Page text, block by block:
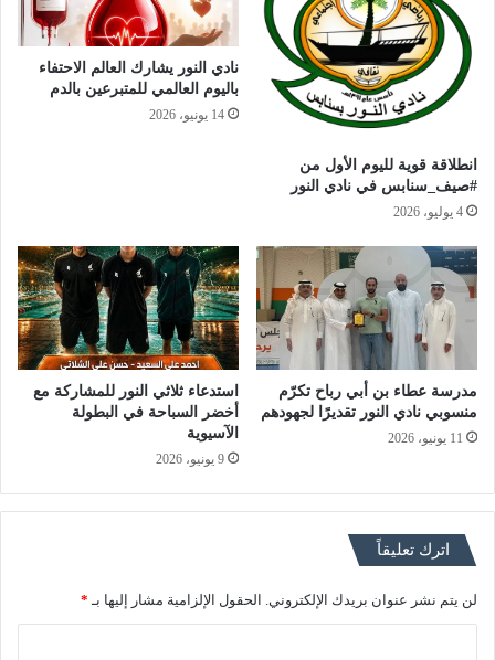
انطلاقة قوية لليوم الأول من
#صيف_سنابس في نادي النور
4 يوليو، 2026
نادي النور يشارك العالم الاحتفاء
باليوم العالمي للمتبرعين بالدم
14 يونيو، 2026
مدرسة عطاء بن أبي رباح تكرّم
منسوبي نادي النور تقديرًا لجهودهم
11 يونيو، 2026
استدعاء ثلاثي النور للمشاركة مع
أخضر السباحة في البطولة
الآسيوية
9 يونيو، 2026
اترك تعليقاً
لن يتم نشر عنوان بريدك الإلكتروني. الحقول الإلزامية مشار إليها بـ *